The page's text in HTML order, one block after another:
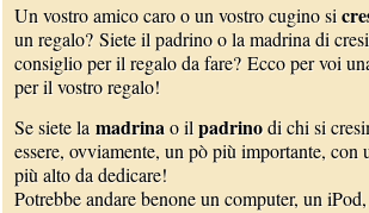
Un vostro amico caro o un vostro cugino si
un regalo? Siete il padrino o la madrina di
consiglio per il regalo da fare? Ecco per voi
per il vostro regalo!
Se siete lamadrinao ilpadrinodi chi si
essere, ovviamente, un pò più importante, con
più alto da dedicare!
Potrebbe andare benone un computer, un